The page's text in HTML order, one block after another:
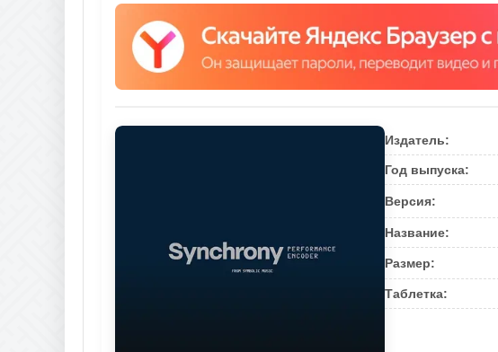
Издатель:
Год выпуска:
Версия:
Название:
Размер:
Таблетка: